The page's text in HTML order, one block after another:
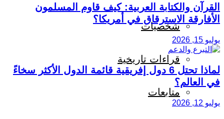
شخصيات
قراءات تاريخية
متابعات
القرآن والكتابة العربية: كيف قاوم المسلمون
الأفارقة الاسترقاق في أمريكا؟
يوليو 15, 2026
لماذا تحتل 6 دول إفريقية قائمة الدول الأكثر سخاءً
في العالم؟
يوليو 12, 2026